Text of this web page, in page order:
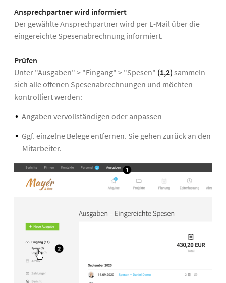
Ansprechpartner wird informiert
Der gewählte Ansprechpartner wird per E-Mail über die
eingereichte Spesenabrechnung informiert.
Prüfen
Unter "Ausgaben" > "Eingang" > "Spesen" (1,2) sammeln
sich alle offenen Spesenabrechnungen und möchten
kontrolliert werden:
Angaben vervollständigen oder anpassen
Ggf. einzelne Belege entfernen. Sie gehen zurück an den
Mitarbeiter.